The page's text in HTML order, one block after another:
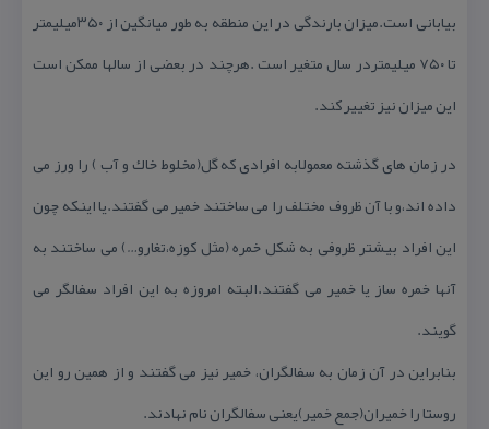
بیابانی است.میزان بارندگی در این منطقه به طور میانگین از ۳۵۰میلیمتر
تا ۷۵۰ میلیمتردر سال متغیر است .هرچند در بعضی از سالها ممكن است
این میزان نیز تغییر كند.
در زمان های گذشته معمولابه افرادی كه گل(مخلوط خاك و آب ) را ورز می
داده اند،و با آن ظروف مختلف را می ساختند خمیر می گفتند.یا اینكه چون
این افراد بیشتر ظروفی به شكل خمره (مثل كوزه،تغارو…) می ساختند به
آنها خمره ساز یا خمیر می گفتند.البته امروزه به این افراد سفالگر می
گویند.
بنابراین در آن زمان به سفالگران، خمیر نیز می گفتند و از همین رو این
روستا را خمیران(جمع خمیر)یعنی سفالگران نام نهادند.